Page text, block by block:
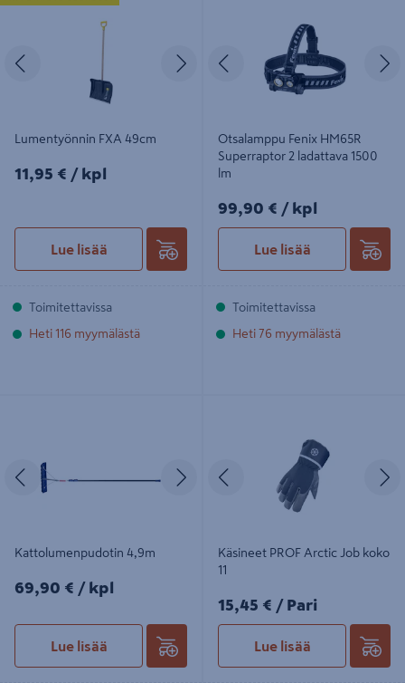
Seuraava
Lumentyönnin FXA 49cm
11,95€/kpl
11,95 € / kpl
Lue lisää
Toimitettavissa
Heti 116 myymälästä
Edellinen
Otsalamppu Fenix HM65R
Superraptor 2 ladattava 1500
lm
99,90€/kpl
99,90 € / kpl
Lue lisää
Toimitettavissa
Heti 76 myymälästä
Edellinen Seuraava
Kattolumenpudotin 4,9m
69,90€/kpl
69,90 € / kpl
Lue lisää
Edellinen
Käsineet PROF Arctic Job koko
11
15,45€/Pari
15,45 € / Pari
Lue lisää